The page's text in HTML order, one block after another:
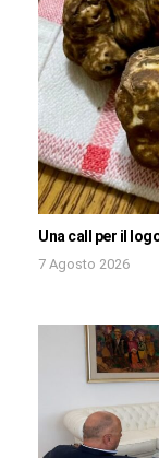
Una call per il
7 Agosto 2026